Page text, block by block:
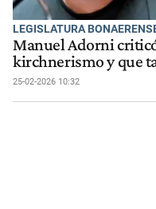
LEGISLATURA
Manuel Adorni
kirchnerismo y que
25-02-2026 10:32